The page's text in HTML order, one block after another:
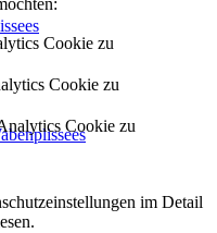
Cookie zu
Cookie zu
Cookie zu
im Detail